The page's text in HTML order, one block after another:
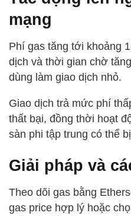
mạng
Phí gas tăng tới khoảng
dịch và thời gian chờ
dùng làm giao dịch nhỏ.
Giao dịch trả mức phí
thất bại, đồng thời hoạt
sàn phi tập trung có thể
Giải pháp và
Theo dõi gas bằng
gas price hợp lý hoặc